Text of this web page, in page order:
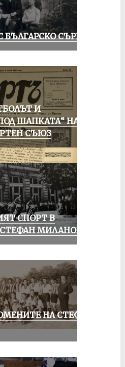
СЪРЦЕ
И
ШАПКАТА“ НА
СЪЮЗ
СПОРТ В
МИЛАНОВ
НА СТЕФАН